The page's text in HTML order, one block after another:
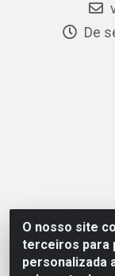
O nosso site
terceiros para
personalizada
De
Polimold
Bernardo